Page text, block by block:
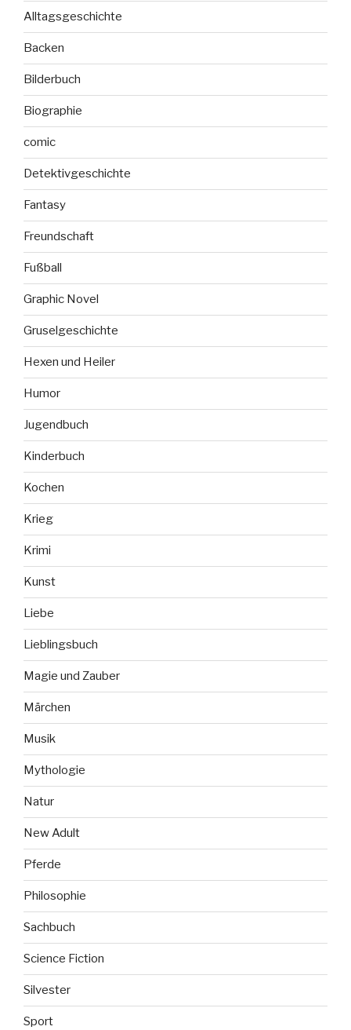
Alltagsgeschichte
Backen
Bilderbuch
Biographie
comic
Detektivgeschichte
Fantasy
Freundschaft
Fußball
Graphic Novel
Gruselgeschichte
Hexen und Heiler
Humor
Jugendbuch
Kinderbuch
Kochen
Krieg
Krimi
Kunst
Liebe
Lieblingsbuch
Magie und Zauber
Märchen
Musik
Mythologie
Natur
New Adult
Pferde
Philosophie
Sachbuch
Science Fiction
Silvester
Sport